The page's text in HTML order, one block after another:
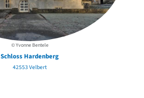
© Yvonne Bentele
Schloss Hardenberg
42553 Velbert